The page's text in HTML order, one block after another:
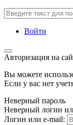
Войти
Авторизация на
Вы можете
Если у вас нет
Неверный пароль
Неверный логин
Логин или e-mail: